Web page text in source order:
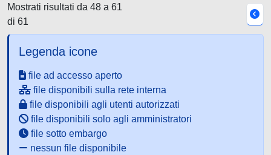
Mostrati risultati da 48 a 61
di 61
Legenda icone
file ad accesso aperto
file disponibili sulla rete interna
file disponibili agli utenti autorizzati
file disponibili solo agli amministratori
file sotto embargo
nessun file disponibile